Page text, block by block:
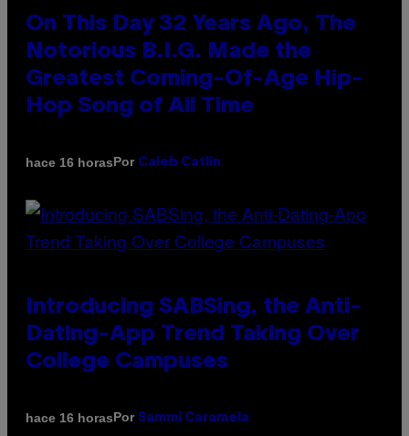
On This Day 32 Years Ago, The
Notorious B.I.G. Made the
Greatest Coming-Of-Age Hip-
Hop Song of All Time
hace 16 horasPor Caleb Catlin
Introducing SABSing, the Anti-
Dating-App Trend Taking Over
College Campuses
hace 16 horasPor Sammi Caramela